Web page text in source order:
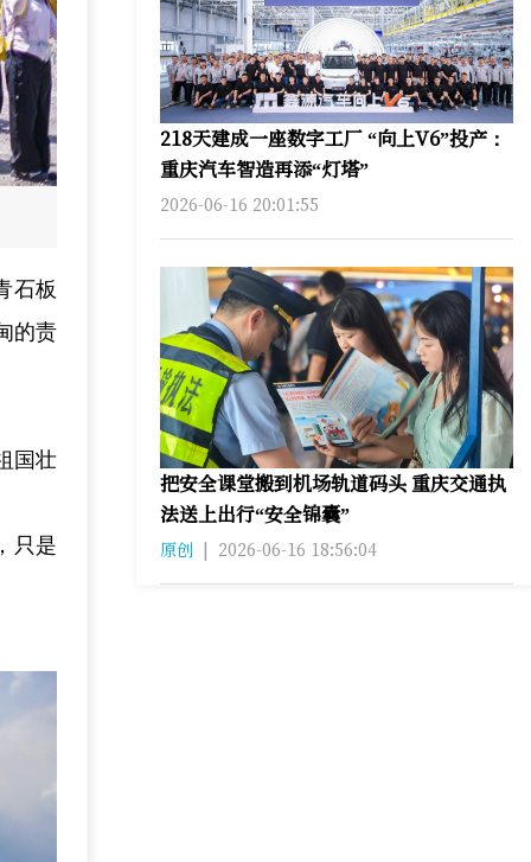
石板
的责
国壮
只是
218天建成一座数字工厂 “向上V6”投产：
重庆汽车智造再添“灯塔”
2026-06-16 20:01:55
把安全课堂搬到机场轨道码头 重庆交通执
法送上出行“安全锦囊”
原创 | 2026-06-16 18:56:04